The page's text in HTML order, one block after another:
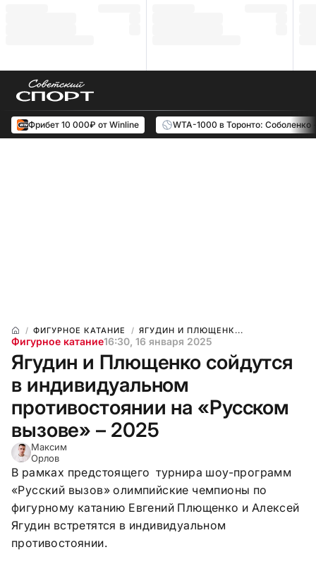
Фрибет 10 000₽ от Winline WTA-1000 в Торонто: Соболенко
ФИГУРНОЕ КАТАНИЕ ЯГУДИН И ПЛЮЩЕНК...
Фигурное катание16:30, 16 января 2025
Ягудин и Плющенко сойдутся
в индивидуальном
противостоянии на «Русском
вызове» – 2025
Максим
Орлов
В рамках предстоящего турнира шоу-программ
«Русский вызов» олимпийские чемпионы по
фигурному катанию Евгений Плющенко и Алексей
Ягудин встретятся в индивидуальном
противостоянии.